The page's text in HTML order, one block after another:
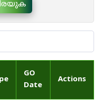
GO
Date
Actions